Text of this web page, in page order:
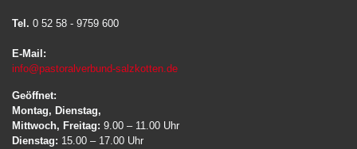
Tel. 0 52 58 - 9759 600
E-Mail:
info@pastoralverbund-salzkotten.de
Geöffnet:
Montag, Dienstag,
Mittwoch, Freitag: 9.00 – 11.00 Uhr
Dienstag: 15.00 – 17.00 Uhr